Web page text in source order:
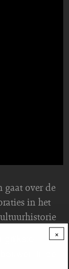
gaat over de
in het
woningen.
erfgoed
en
×